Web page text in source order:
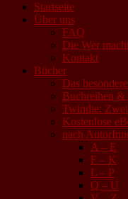
Startseite
Über uns
FAQ
Die Wer
Kontakt
Bücher
Das
Buchreihen &
Twindie:
Kostenlose
nach
A – E
F – K
L – P
Q – U